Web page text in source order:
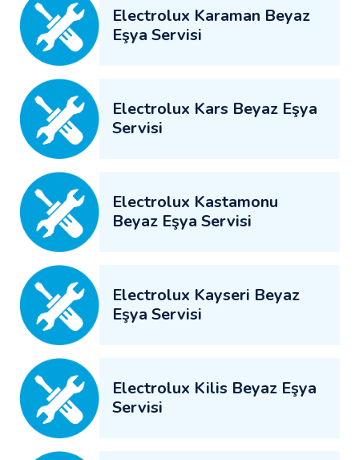
Electrolux Karaman Beyaz
Eşya Servisi
Electrolux Kars Beyaz Eşya
Servisi
Electrolux Kastamonu
Beyaz Eşya Servisi
Electrolux Kayseri Beyaz
Eşya Servisi
Electrolux Kilis Beyaz Eşya
Servisi